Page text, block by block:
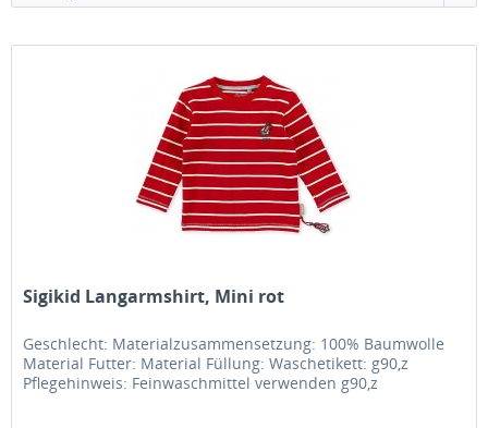
Sigikid Langarmshirt, Mini rot
Geschlecht: Materialzusammensetzung: 100% Baumwolle
Material Futter: Material Füllung: Waschetikett: g90,z
Pflegehinweis: Feinwaschmittel verwenden g90,z